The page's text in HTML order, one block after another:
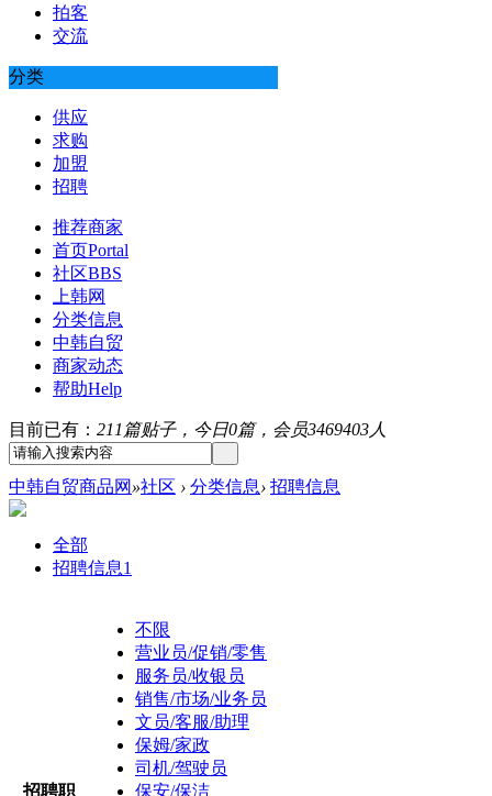
拍客
交流
分类
供应
求购
加盟
招聘
推荐商家
首页Portal
社区BBS
上韩网
分类信息
中韩自贸
商家动态
帮助Help
目前已有： 211篇贴子，今日0篇，会员3469403人
中韩自贸商品网 »社区 › 分类信息› 招聘信息
全部
招聘信息1
招聘职
不限
营业员/促销/零售
服务员/收银员
销售/市场/业务员
文员/客服/助理
保姆/家政
司机/驾驶员
保安/保洁